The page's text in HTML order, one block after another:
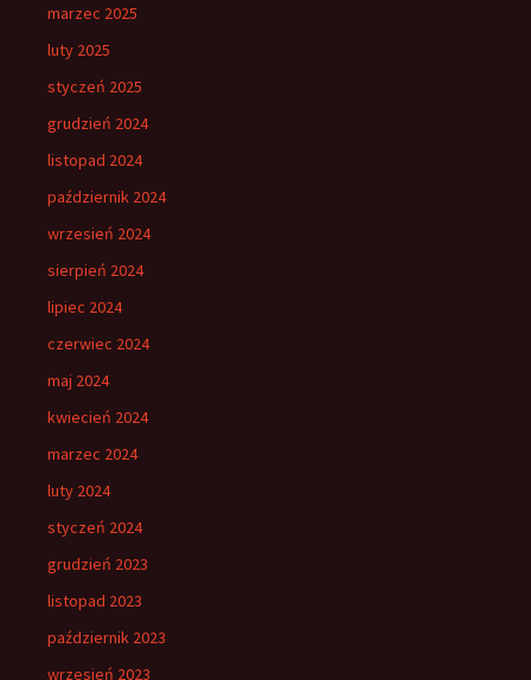
marzec 2025
luty 2025
styczeń 2025
grudzień 2024
listopad 2024
październik 2024
wrzesień 2024
sierpień 2024
lipiec 2024
czerwiec 2024
maj 2024
kwiecień 2024
marzec 2024
luty 2024
styczeń 2024
grudzień 2023
listopad 2023
październik 2023
wrzesień 2023